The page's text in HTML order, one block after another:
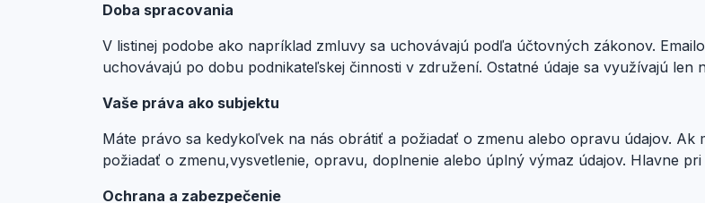
Doba spracovania
V listinej podobe ako napríklad zmluvy sa uchovávajú podľa účtovných zákonov.
uchovávajú po dobu podnikateľskej činnosti v združení. Ostatné údaje sa využívajú len
Vaše práva ako subjektu
Máte právo sa kedykoľvek na nás obrátiť a požiadať o zmenu alebo opravu údajov.
požiadať o zmenu,vysvetlenie, opravu, doplnenie alebo úplný výmaz údajov. Hlavne
Ochrana a zabezpečenie